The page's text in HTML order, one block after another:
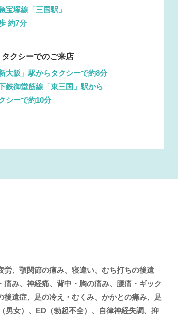
宝塚線「三国駅」
約7分
タクシーでのご来店
新大阪」駅からタクシーで約8分
鉄御堂筋線「東三国」駅から
シーで約10分
労、顎関節の痛み、寝違い、むち打ちの後遺
み、神経痛、背中・胸の痛み、腰痛・ギック
遺症、足の冷え・むくみ、かかとの痛み、足
男女）、ED（勃起不全）、自律神経失調、抑